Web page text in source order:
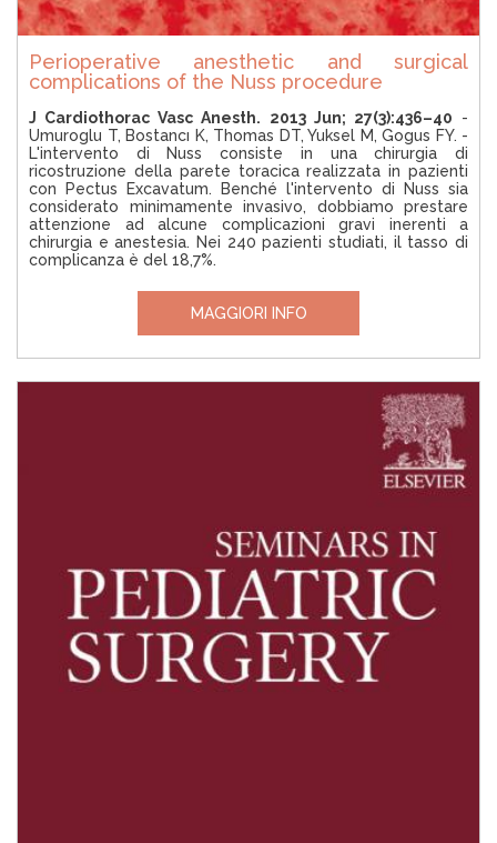
Perioperative anesthetic and surgical
complications of the Nuss procedure
J Cardiothorac Vasc Anesth. 2013 Jun; 27(3):436–40 -
Umuroglu T, Bostancı K, Thomas DT, Yuksel M, Gogus FY. -
L'intervento di Nuss consiste in una chirurgia di
ricostruzione della parete toracica realizzata in pazienti
con Pectus Excavatum. Benché l'intervento di Nuss sia
considerato minimamente invasivo, dobbiamo prestare
attenzione ad alcune complicazioni gravi inerenti a
chirurgia e anestesia. Nei 240 pazienti studiati, il tasso di
complicanza è del 18,7%.
MAGGIORI INFO